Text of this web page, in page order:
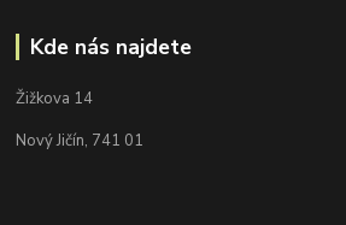
Kde nás najdete
Žižkova 14
Nový Jičín, 741 01